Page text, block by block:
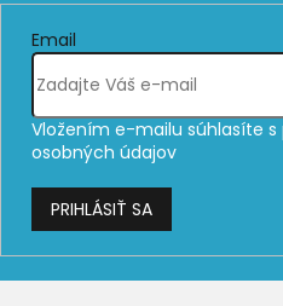
Email
Vložením e-mailu súhlasíte s
osobných údajov
PRIHLÁSIŤ SA